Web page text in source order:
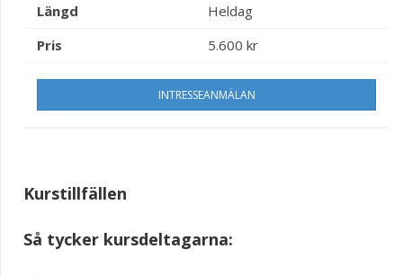
Längd
Heldag
Pris
5.600 kr
INTRESSEANMÄLAN
Kurstillfällen
Så tycker kursdeltagarna: